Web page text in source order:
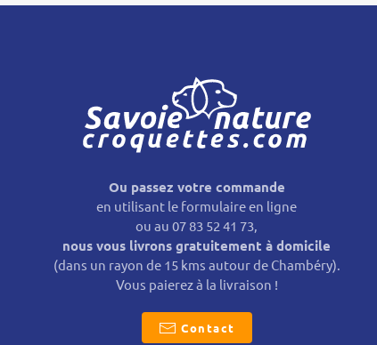
Ou passez votre commande
en utilisant le formulaire en ligne
ou au 07 83 52 41 73,
nous vous livrons gratuitement à domicile
(dans un rayon de 15 kms autour de Chambéry).
Vous paierez à la livraison !
Contact